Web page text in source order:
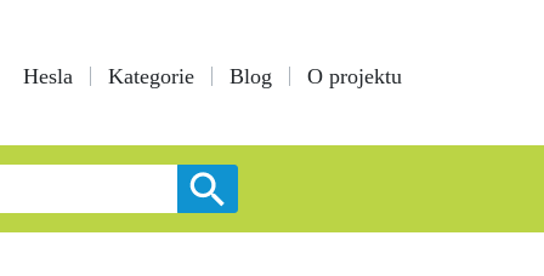
Hesla Kategorie Blog O projektu